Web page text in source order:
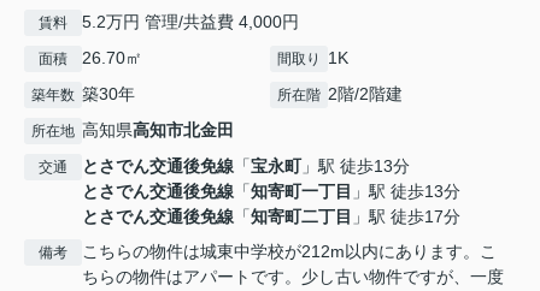
賃料 5.2万円 管理/共益費 4,000円
面積 26.70㎡ 間取り 1K
築年数 築30年 所在階 2階/2階建
所在地 高知県高知市北金田
交通 とさでん交通後免線 「宝永町」駅 徒歩13分
とさでん交通後免線 「知寄町一丁目 」駅 徒歩13分
とさでん交通後免線 「知寄町二丁目 」駅 徒歩17分
備考
こちらの物件は城東中学校が212m以内にあります。こ
ちらの物件はアパートです。少し古い物件ですが、一度